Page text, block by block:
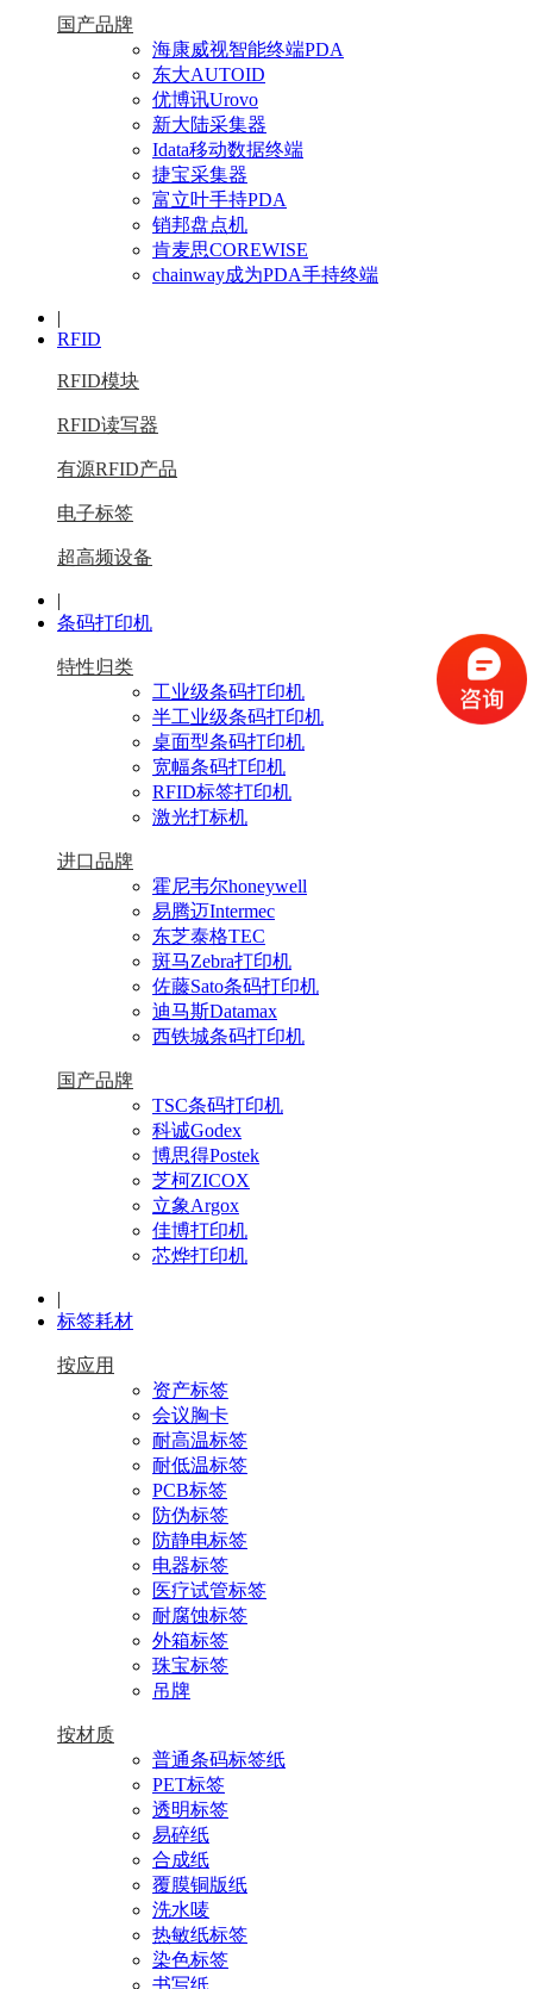
国产品牌
海康威视智能终端PDA
东大AUTOID
优博讯Urovo
新大陆采集器
Idata移动数据终端
捷宝采集器
富立叶手持PDA
销邦盘点机
肯麦思COREWISE
chainway成为PDA手持终端
|
RFID
RFID模块
RFID读写器
有源RFID产品
电子标签
超高频设备
|
条码打印机
特性归类
工业级条码打印机
半工业级条码打印机
桌面型条码打印机
宽幅条码打印机
RFID标签打印机
激光打标机
进口品牌
霍尼韦尔honeywell
易腾迈Intermec
东芝泰格TEC
斑马Zebra打印机
佐藤Sato条码打印机
迪马斯Datamax
西铁城条码打印机
国产品牌
TSC条码打印机
科诚Godex
博思得Postek
芝柯ZICOX
立象Argox
佳博打印机
芯烨打印机
|
标签耗材
按应用
资产标签
会议胸卡
耐高温标签
耐低温标签
PCB标签
防伪标签
防静电标签
电器标签
医疗试管标签
耐腐蚀标签
外箱标签
珠宝标签
吊牌
按材质
普通条码标签纸
PET标签
透明标签
易碎纸
合成纸
覆膜铜版纸
洗水唛
热敏纸标签
染色标签
书写纸